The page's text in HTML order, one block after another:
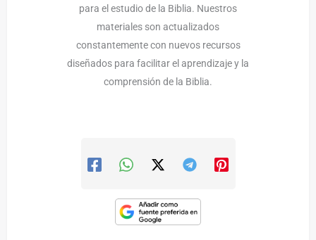
para el estudio de la Biblia. Nuestros
materiales son actualizados
constantemente con nuevos recursos
diseñados para facilitar el aprendizaje y la
comprensión de la Biblia.